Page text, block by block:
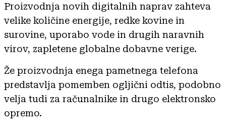
Proizvodnja novih digitalnih naprav zahteva
velike količine energije, redke kovine in
surovine, uporabo vode in drugih naravnih
virov, zapletene globalne dobavne verige.
Že proizvodnja enega pametnega telefona
predstavlja pomemben ogljični odtis, podobno
velja tudi za računalnike in drugo elektronsko
opremo.